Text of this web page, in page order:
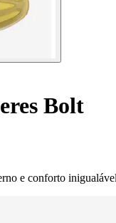
Bolt
e conforto